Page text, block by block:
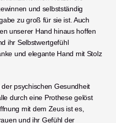
und selbstständig
zu groß für sie ist. Auch
unserer Hand hinaus hoffen
ihr Selbstwertgefühl
und elegante Hand mit Stolz
psychischen Gesundheit
durch eine Prothese gelöst
mit dem Zeus ist es,
und ihr Gefühl der